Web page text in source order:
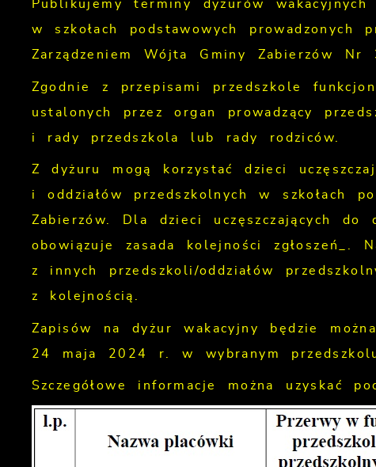
Publikujemy terminy dyżurów
w szkołach podstawowych prowadzonych
Zarządzeniem Wójta Gminy Zabierzów
Zgodnie z przepisami przedszkole
ustalonych przez organ prowadzący
i rady przedszkola lub rady rodziców.
Z dyżuru mogą korzystać dzieci
i oddziałów przedszkolnych w szkołach
Zabierzów. Dla dzieci uczęszczających do
obowiązuje zasada kolejności zgłoszeń_.
z innych przedszkoli/oddziałów
z kolejnością.
Zapisów na dyżur wakacyjny będzie
24 maja 2024 r. w wybranym
Szczegółowe informacje można uzyskać